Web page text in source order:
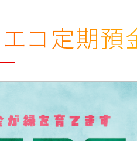
エコ定期預